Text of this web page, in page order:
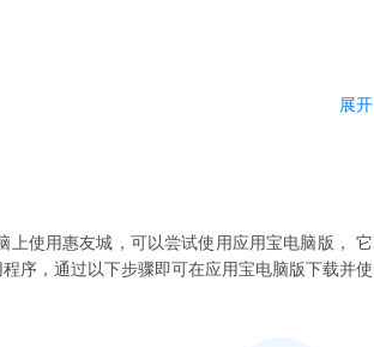
展开
上使用惠友城 ，可以尝试使用应用宝电脑版， 它
程序，通过以下步骤即可在应用宝电脑版下载并使